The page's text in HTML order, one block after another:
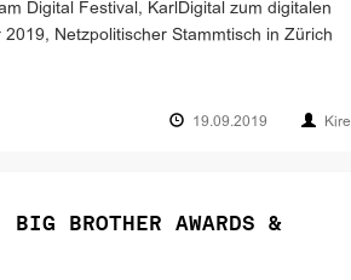
Digital Festival, KarlDigital zum digitalen
Netzpolitischer Stammtisch in Zürich
19.09.2019 Kire
BROTHER AWARDS &